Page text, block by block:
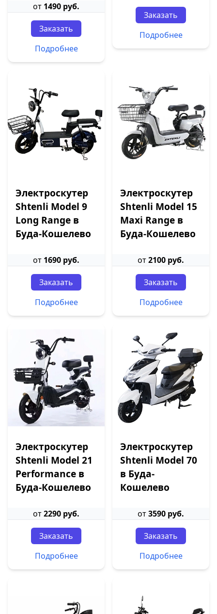
от 1490 руб.
Заказать
Подробнее
Заказать
Подробнее
Электроскутер
Shtenli Model 9
Long Range в
Буда-Кошелево
от 1690 руб.
Заказать
Подробнее
Электроскутер
Shtenli Model 15
Maxi Range в
Буда-Кошелево
от2100 руб.
Заказать
Подробнее
Электроскутер
Shtenli Model 21
Performance в
Буда-Кошелево
от2290 руб.
Заказать
Подробнее
Электроскутер
Shtenli Model 70
в Буда-
Кошелево
от3590 руб.
Заказать
Подробнее